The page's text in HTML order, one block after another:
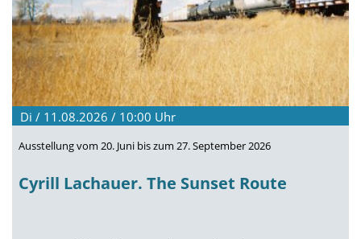
Di / 11.08.2026 / 10:00 Uhr
Ausstellung vom 20. Juni bis zum 27. September 2026
Cyrill Lachauer. The Sunset Route